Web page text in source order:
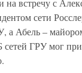
на встречу с
сети
а Абель –
ГРУ мог